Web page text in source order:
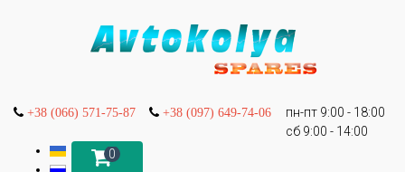
+38 (066) 571-75-87 +38 (097) 649-74-06
пн-пт 9:00 - 18:00
сб 9:00 - 14:00
0